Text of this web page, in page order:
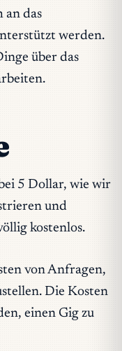
an das
werden.
über das
5 Dollar, wie wir
und
kostenlos.
von Anfragen,
Die Kosten
einen Gig zu